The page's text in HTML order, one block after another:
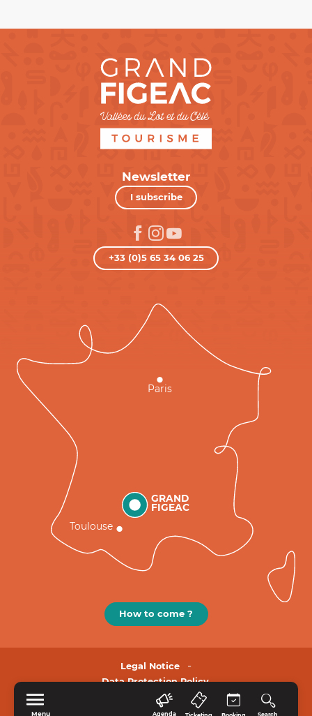
Menu Agenda Search
Newsletter
I subscribe
+33 (0)5 65 34 06 25
GRAND
FIGEAC
Toulouse
Paris
How to come ?
Legal Notice
Data Protection Policy.